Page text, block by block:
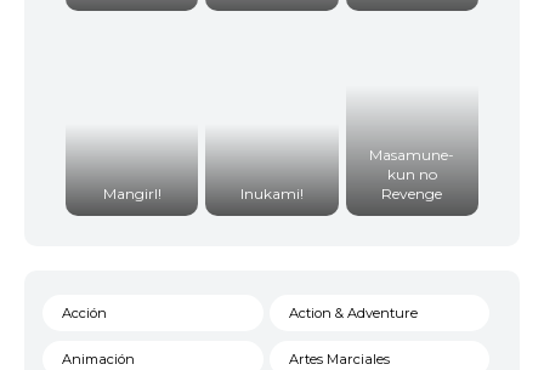
Mangirl! Inukami!
Masamune-
kun no
Revenge
Acción Action & Adventure
Animación Artes Marciales